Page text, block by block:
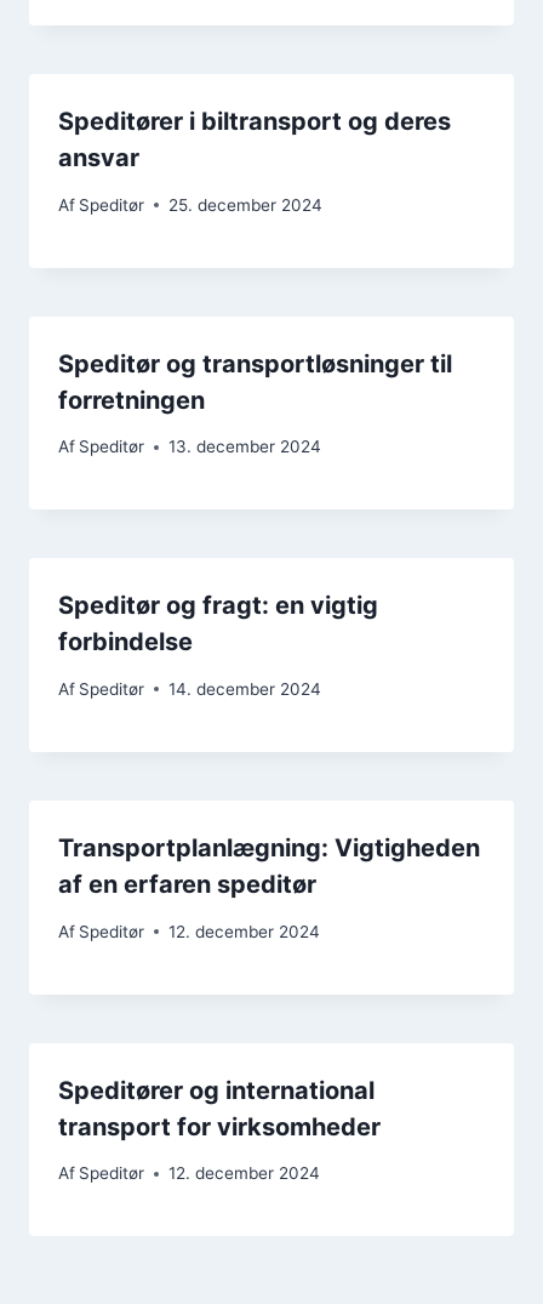
Speditører i biltransport og deres
ansvar
Af Speditør 25. december 2024
Speditør og transportløsninger til
forretningen
Af Speditør 13. december 2024
Speditør og fragt: en vigtig
forbindelse
Af Speditør 14. december 2024
Transportplanlægning: Vigtigheden
af en erfaren speditør
Af Speditør 12. december 2024
Speditører og international
transport for virksomheder
Af Speditør 12. december 2024